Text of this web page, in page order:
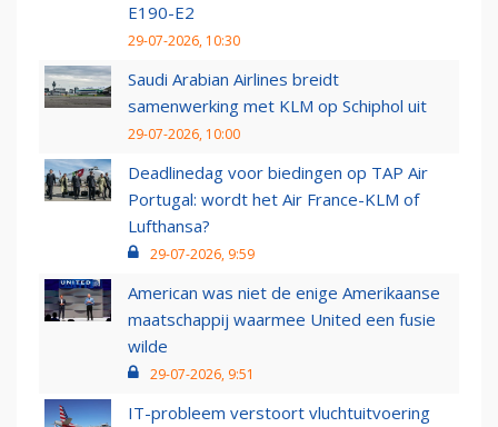
E190-E2
29-07-2026, 10:30
Saudi Arabian Airlines breidt
samenwerking met KLM op Schiphol uit
29-07-2026, 10:00
Deadlinedag voor biedingen op TAP Air
Portugal: wordt het Air France-KLM of
Lufthansa?
29-07-2026, 9:59
American was niet de enige Amerikaanse
maatschappij waarmee United een fusie
wilde
29-07-2026, 9:51
IT-probleem verstoort vluchtuitvoering